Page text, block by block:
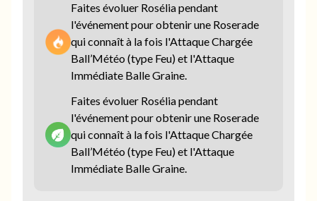
Faites évoluer Rosélia pendant
l'événement pour obtenir une Roserade
qui connaît à la fois l'Attaque Chargée
Ball’Météo (type Feu) et l'Attaque
Immédiate Balle Graine.
Faites évoluer Rosélia pendant
l'événement pour obtenir une Roserade
qui connaît à la fois l'Attaque Chargée
Ball’Météo (type Feu) et l'Attaque
Immédiate Balle Graine.